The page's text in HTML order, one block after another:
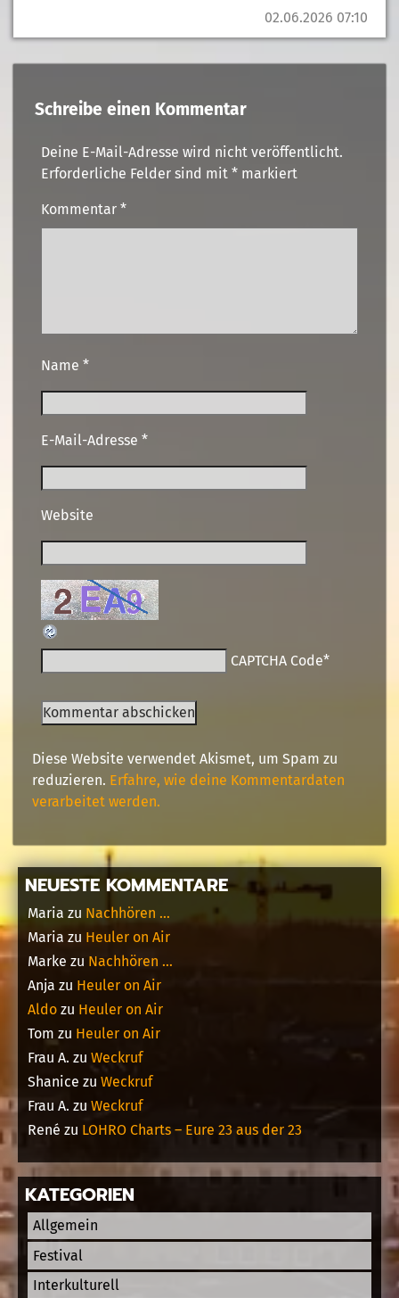
02.06.2026 07:10
Schreibe einen Kommentar
Deine E-Mail-Adresse wird nicht veröffentlicht.
Erforderliche Felder sind mit *markiert
Kommentar *
Name *
E-Mail-Adresse *
Website
CAPTCHA Code*
Diese Website verwendet Akismet, um Spam zu
reduzieren. Erfahre, wie deine Kommentardaten
verarbeitet werden.
NEUESTE KOMMENTARE
Maria zu Nachhören …
Maria zu Heuler on Air
Marke zu Nachhören …
Anja zu Heuler on Air
Aldo zu Heuler on Air
Tom zu Heuler on Air
Frau A. zu Weckruf
Shanice zu Weckruf
Frau A. zu Weckruf
René zu LOHRO Charts – Eure 23 aus der 23
KATEGORIEN
Allgemein
Festival
Interkulturell